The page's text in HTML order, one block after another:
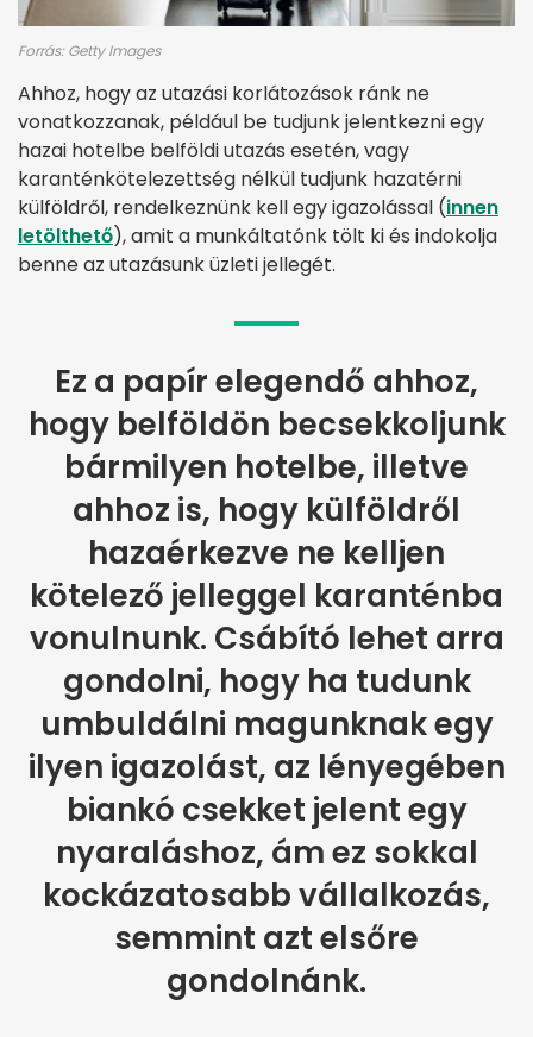
Forrás: Getty Images
Ahhoz, hogy az utazási korlátozások ránk ne
vonatkozzanak, például be tudjunk jelentkezni egy
hazai hotelbe belföldi utazás esetén, vagy
karanténkötelezettség nélkül tudjunk hazatérni
külföldről, rendelkeznünk kell egy igazolással (innen
letölthető), amit a munkáltatónk tölt ki és indokolja
benne az utazásunk üzleti jellegét.
Ez a papír elegendő ahhoz,
hogy belföldön becsekkoljunk
bármilyen hotelbe, illetve
ahhoz is, hogy külföldről
hazaérkezve ne kelljen
kötelező jelleggel karanténba
vonulnunk. Csábító lehet arra
gondolni, hogy ha tudunk
umbuldálni magunknak egy
ilyen igazolást, az lényegében
biankó csekket jelent egy
nyaraláshoz, ám ez sokkal
kockázatosabb vállalkozás,
semmint azt elsőre
gondolnánk.